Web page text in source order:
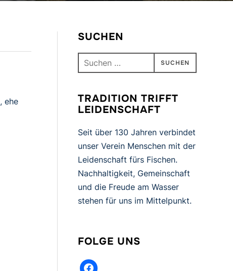
, ehe
SUCHEN
Suchen
nach:
TRADITION TRIFFT
LEIDENSCHAFT
Seit über 130 Jahren verbindet
unser Verein Menschen mit der
Leidenschaft fürs Fischen.
Nachhaltigkeit, Gemeinschaft
und die Freude am Wasser
stehen für uns im Mittelpunkt.
FOLGE UNS
facebook